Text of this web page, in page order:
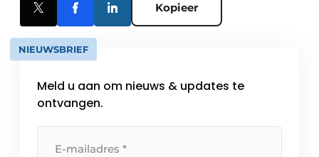
Kopieer
NIEUWSBRIEF
Meld u aan om nieuws & updates te
ontvangen.